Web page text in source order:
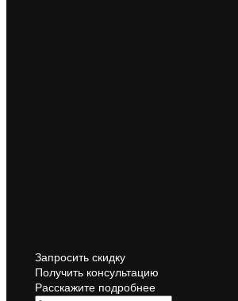
Запросить скидку
Получить консультацию
Расскажите подробнее